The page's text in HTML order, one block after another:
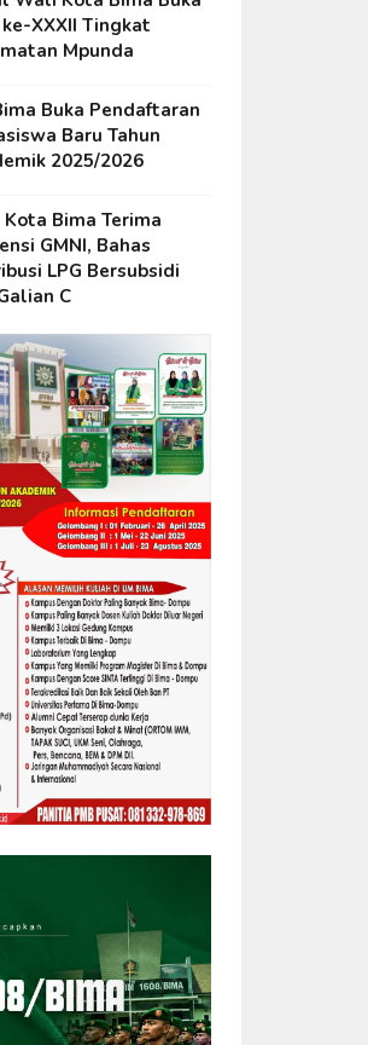
ke-XXXII Tingkat
Mpunda
Buka Pendaftaran
Baru Tahun
2025/2026
Bima Terima
GMNI, Bahas
LPG Bersubsidi
C